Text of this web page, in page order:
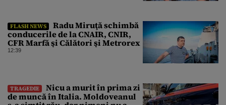
FLASH NEWS
Radu Miruţă schimbă
conducerile de la CNAIR, CNIR,
CFR Marfă şi Călători şi Metrorex
12:39
TRAGEDIE
Nicu a murit în prima zi
de muncă în Italia. Moldoveanul